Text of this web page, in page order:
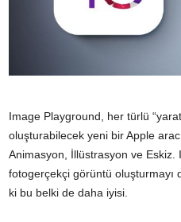
Image Playground, her türlü
oluşturabilecek yeni bir Apple
Animasyon, İllüstrasyon ve Eskiz.
fotogerçekçi görüntü oluşturmayı
ki bu belki de daha iyisi.